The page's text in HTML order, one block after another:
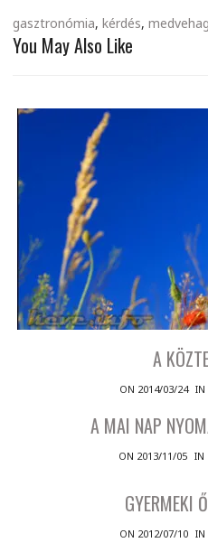
gasztronómia, kérdés,
You May Also Like
A
ON 2014/03/24 IN
A MAI NAP
ON 2013/11/05 IN
GYERMEKI
ON 2012/07/10 IN